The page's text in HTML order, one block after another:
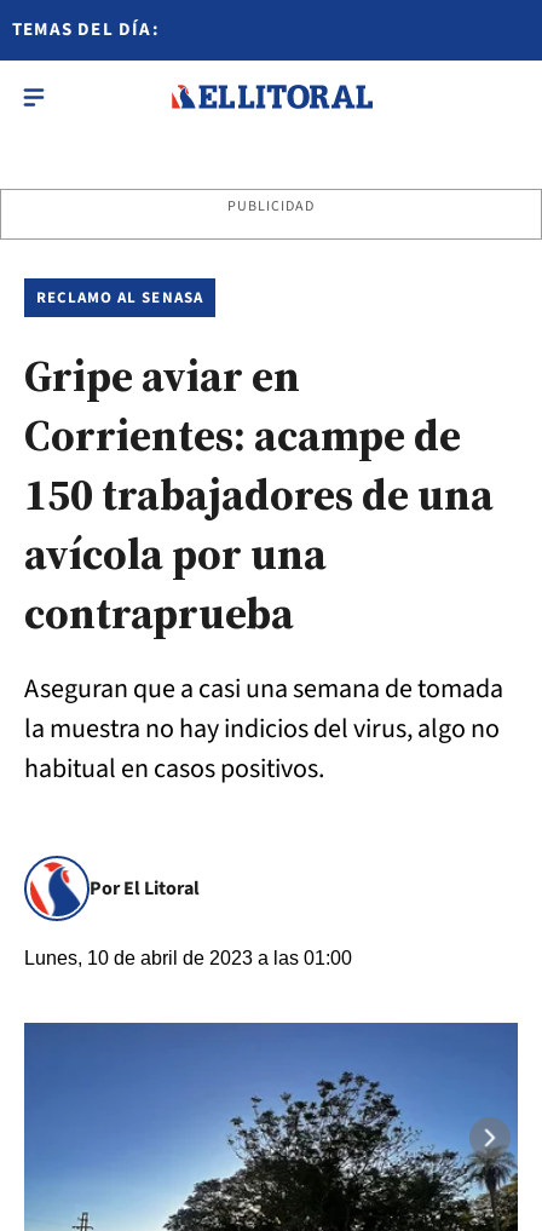
TEMAS DEL DÍA:
PUBLICIDAD
RECLAMO AL SENASA
Gripe aviar en
Corrientes: acampe de
150 trabajadores de una
avícola por una
contraprueba
Aseguran que a casi una semana de tomada
la muestra no hay indicios del virus, algo no
habitual en casos positivos.
Por El Litoral
Lunes, 10 de abril de 2023 a las 01:00